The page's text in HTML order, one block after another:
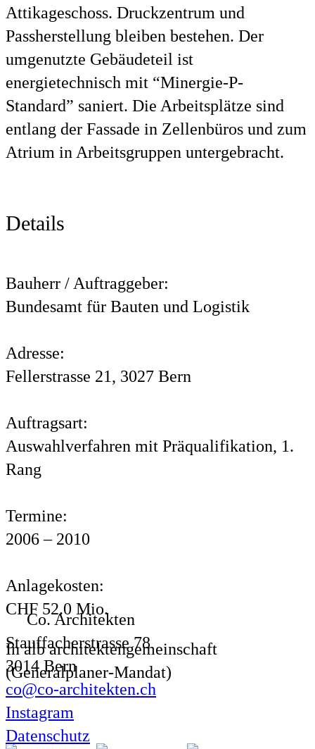
Attikageschoss. Druckzentrum und
Passherstellung bleiben bestehen. Der
umgenutzte Gebäudeteil ist
energietechnisch mit “Minergie-P-
Standard” saniert. Die Arbeitsplätze sind
entlang der Fassade in Zellenbüros und zum
Atrium in Arbeitsgruppen untergebracht.
Details
Bauherr / Auftraggeber:
Bundesamt für Bauten und Logistik
Adresse:
Fellerstrasse 21, 3027 Bern
Auftragsart:
Auswahlverfahren mit Präqualifikation, 1.
Rang
Termine:
2006 – 2010
Anlagekosten:
CHF 52.0 Mio.
In alb architektengemeinschaft
(Generalplaner-Mandat)
Co. Architekten
Stauffacherstrasse 78
3014 Bern
co@co-architekten.ch
Instagram
Datenschutz